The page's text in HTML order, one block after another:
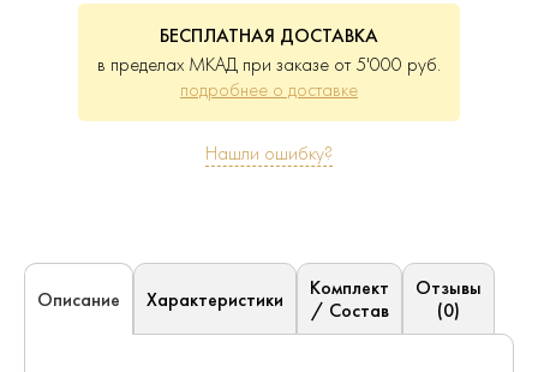
БЕСПЛАТНАЯ ДОСТАВКА
в пределах МКАД при заказе от 5'000 руб.
подробнее о доставке
Нашли ошибку?
Описание Характеристики
Комплект
/ Состав
Отзывы
(0)